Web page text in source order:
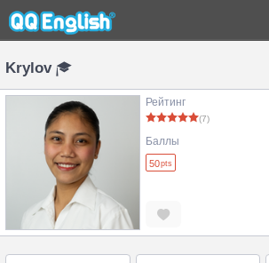
Krylov
Рейтинг
(7)
Баллы
50pts